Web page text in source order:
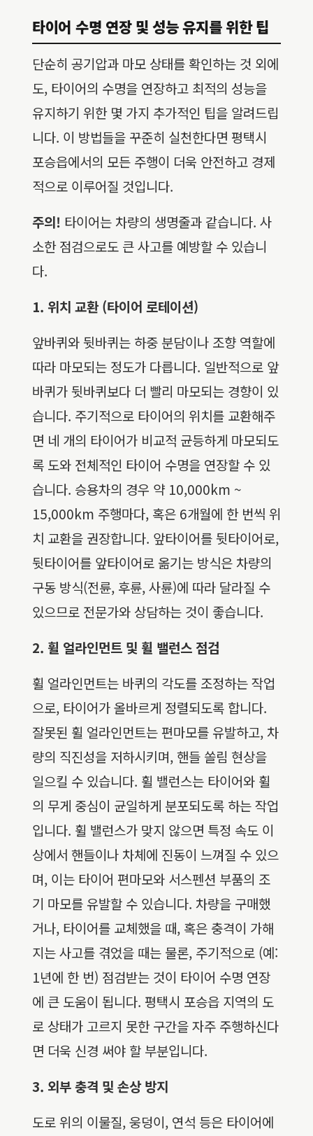
타이어 수명 연장 및 성능 유지를 위한 팁
단순히 공기압과 마모 상태를 확인하는 것 외에
도, 타이어의 수명을 연장하고 최적의 성능을
유지하기 위한 몇 가지 추가적인 팁을 알려드립
니다. 이 방법들을 꾸준히 실천한다면 평택시
포승읍에서의 모든 주행이 더욱 안전하고 경제
적으로 이루어질 것입니다.
주의! 타이어는 차량의 생명줄과 같습니다. 사
소한 점검으로도 큰 사고를 예방할 수 있습니
다.
1. 위치 교환 (타이어 로테이션)
앞바퀴와 뒷바퀴는 하중 분담이나 조향 역할에
따라 마모되는 정도가 다릅니다. 일반적으로 앞
바퀴가 뒷바퀴보다 더 빨리 마모되는 경향이 있
습니다. 주기적으로 타이어의 위치를 교환해주
면 네 개의 타이어가 비교적 균등하게 마모되도
록 도와 전체적인 타이어 수명을 연장할 수 있
습니다. 승용차의 경우 약 10,000km ~
15,000km 주행마다, 혹은 6개월에 한 번씩 위
치 교환을 권장합니다. 앞타이어를 뒷타이어로,
뒷타이어를 앞타이어로 옮기는 방식은 차량의
구동 방식(전륜, 후륜, 사륜)에 따라 달라질 수
있으므로 전문가와 상담하는 것이 좋습니다.
2. 휠 얼라인먼트 및 휠 밸런스 점검
휠 얼라인먼트는 바퀴의 각도를 조정하는 작업
으로, 타이어가 올바르게 정렬되도록 합니다.
잘못된 휠 얼라인먼트는 편마모를 유발하고, 차
량의 직진성을 저하시키며, 핸들 쏠림 현상을
일으킬 수 있습니다. 휠 밸런스는 타이어와 휠
의 무게 중심이 균일하게 분포되도록 하는 작업
입니다. 휠 밸런스가 맞지 않으면 특정 속도 이
상에서 핸들이나 차체에 진동이 느껴질 수 있으
며, 이는 타이어 편마모와 서스펜션 부품의 조
기 마모를 유발할 수 있습니다. 차량을 구매했
거나, 타이어를 교체했을 때, 혹은 충격이 가해
지는 사고를 겪었을 때는 물론, 주기적으로 (예:
1년에 한 번) 점검받는 것이 타이어 수명 연장
에 큰 도움이 됩니다. 평택시 포승읍 지역의 도
로 상태가 고르지 못한 구간을 자주 주행하신다
면 더욱 신경 써야 할 부분입니다.
3. 외부 충격 및 손상 방지
도로 위의 이물질, 웅덩이, 연석 등은 타이어에